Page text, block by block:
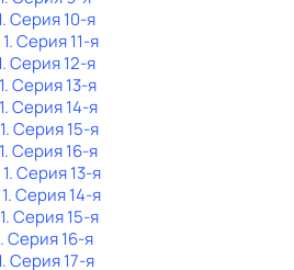
. Серия 10-я
. Серия 11-я
. Серия 12-я
. Серия 13-я
. Серия 14-я
. Серия 15-я
. Серия 16-я
. Серия 13-я
. Серия 14-я
. Серия 15-я
. Серия 16-я
. Серия 17-я